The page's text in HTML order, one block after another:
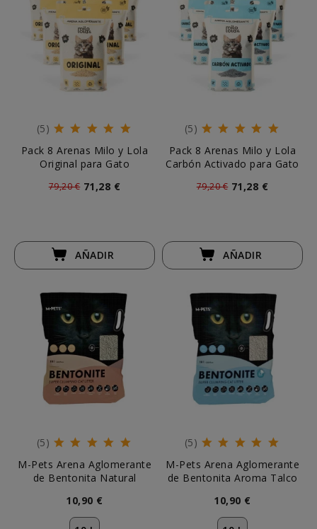
(5)
Pack 8 Arenas Milo y Lola
Original para Gato
79,20 € 71,28 €
AÑADIR
(5)
Pack 8 Arenas Milo y Lola
Carbón Activado para Gato
79,20 € 71,28 €
AÑADIR
(5)
M-Pets Arena Aglomerante
de Bentonita Natural
10,90 €
(5)
M-Pets Arena Aglomerante
de Bentonita Aroma Talco
10,90 €